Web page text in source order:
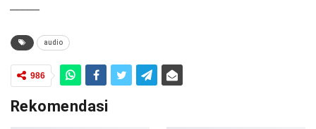
audio
986
Rekomendasi